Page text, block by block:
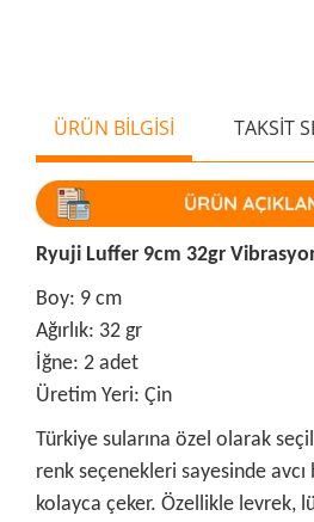
ÜRÜN BİLGİSİ TAKSİT
Ryuji Luffer 9cm 32gr
Boy: 9 cm
Ağırlık: 32 gr
İğne: 2 adet
Üretim Yeri: Çin
Türkiye sularına özel olarak
renk seçenekleri sayesinde avcı
kolayca çeker. Özellikle levrek,